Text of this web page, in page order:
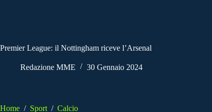
Premier League: il Nottingham riceve l’Arsenal
Redazione MME 30 Gennaio 2024
Home / Sport / Calcio